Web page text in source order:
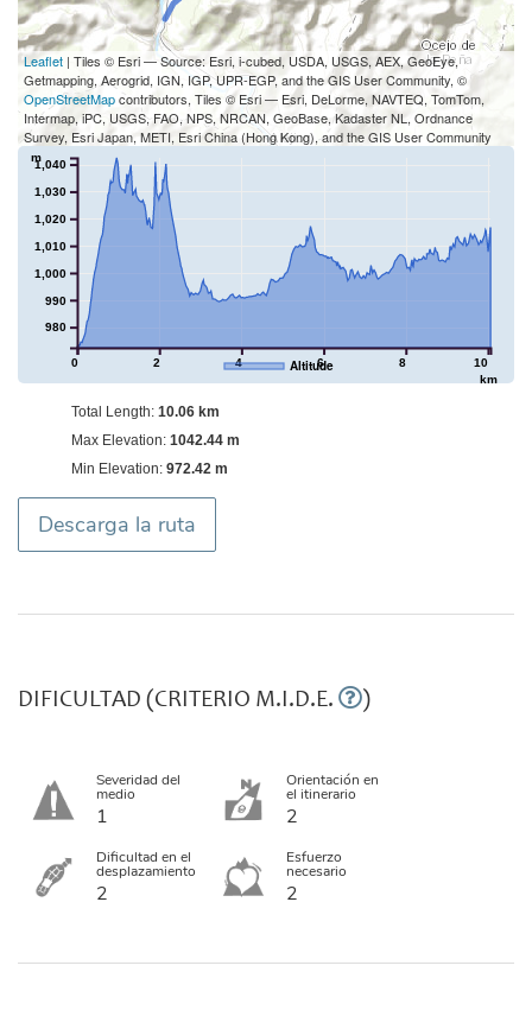
Leaflet | Tiles © Esri — Source: Esri, i-cubed, USDA, USGS, AEX, GeoEye,
Getmapping, Aerogrid, IGN, IGP, UPR-EGP, and the GIS User Community, ©
OpenStreetMapcontributors, Tiles © Esri — Esri, DeLorme, NAVTEQ, TomTom,
Intermap, iPC, USGS, FAO, NPS, NRCAN, GeoBase, Kadaster NL, Ordnance
Survey, Esri Japan, METI, Esri China (Hong Kong), and the GIS User Community
0 2 4 6 8 10
km
980
990
1,000
1,010
1,020
1,030
1,040
m
Altitude
Total Length: 10.06 km
Max Elevation: 1042.44 m
Min Elevation: 972.42 m
Descarga la ruta
DIFICULTAD (CRITERIO M.I.D.E. )
Severidad del
medio
1
Orientación en
el itinerario
2
Dificultad en el
desplazamiento
2
Esfuerzo
necesario
2